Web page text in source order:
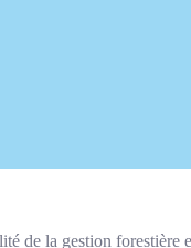
de la gestion forestière